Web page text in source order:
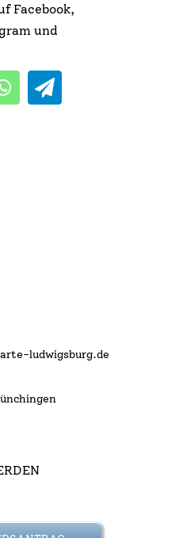
Facebook,
und
ludwigsburg.de